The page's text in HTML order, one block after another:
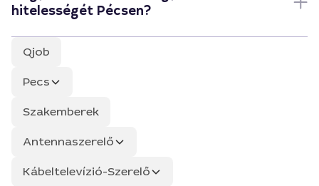
hitelességét Pécsen?
Qjob
Pecs
Szakemberek
Antennaszerelő
Kábeltelevízió-Szerelő